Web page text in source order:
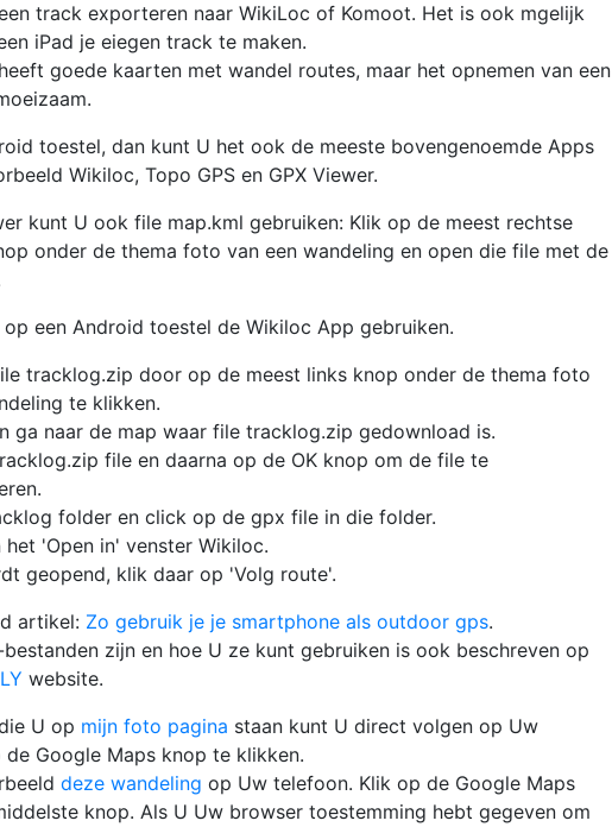
track exporteren naar WikiLoc of Komoot. Het is ook mgelijk
iPad je eiegen track te maken.
heeft goede kaarten met wandel routes, maar het opnemen van een
toestel, dan kunt U het ook de meeste bovengenoemde Apps
Wikiloc, Topo GPS en GPX Viewer.
kunt U ook file map.kml gebruiken: Klik op de meest rechtse
onder de thema foto van een wandeling en open die file met de
een Android toestel de Wikiloc App gebruiken.
tracklog.zip door op de meest links knop onder de thema foto
te klikken.
ga naar de map waar file tracklog.zip gedownload is.
file en daarna op de OK knop om de file te
folder en click op de gpx file in die folder.
het 'Open in' venster Wikiloc.
geopend, klik daar op 'Volg route'.
artikel: Zo gebruik je je smartphone als outdoor gps.
zijn en hoe U ze kunt gebruiken is ook beschreven op
website.
U op mijn foto pagina staan kunt U direct volgen op Uw
Google Maps knop te klikken.
deze wandeling op Uw telefoon. Klik op de Google Maps
knop. Als U Uw browser toestemming hebt gegeven om